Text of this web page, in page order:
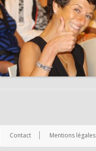
Contact Mentions légales